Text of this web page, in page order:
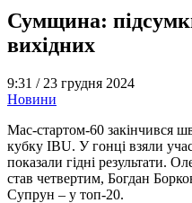
Сумщина:
вихідних
9:31 / 23 грудня 2024
Новини
Мас-стартом-60 закінчився
кубку IBU. У гонці взяли
показали гідні результати.
став четвертим, Богдан
Супрун – у топ-20.